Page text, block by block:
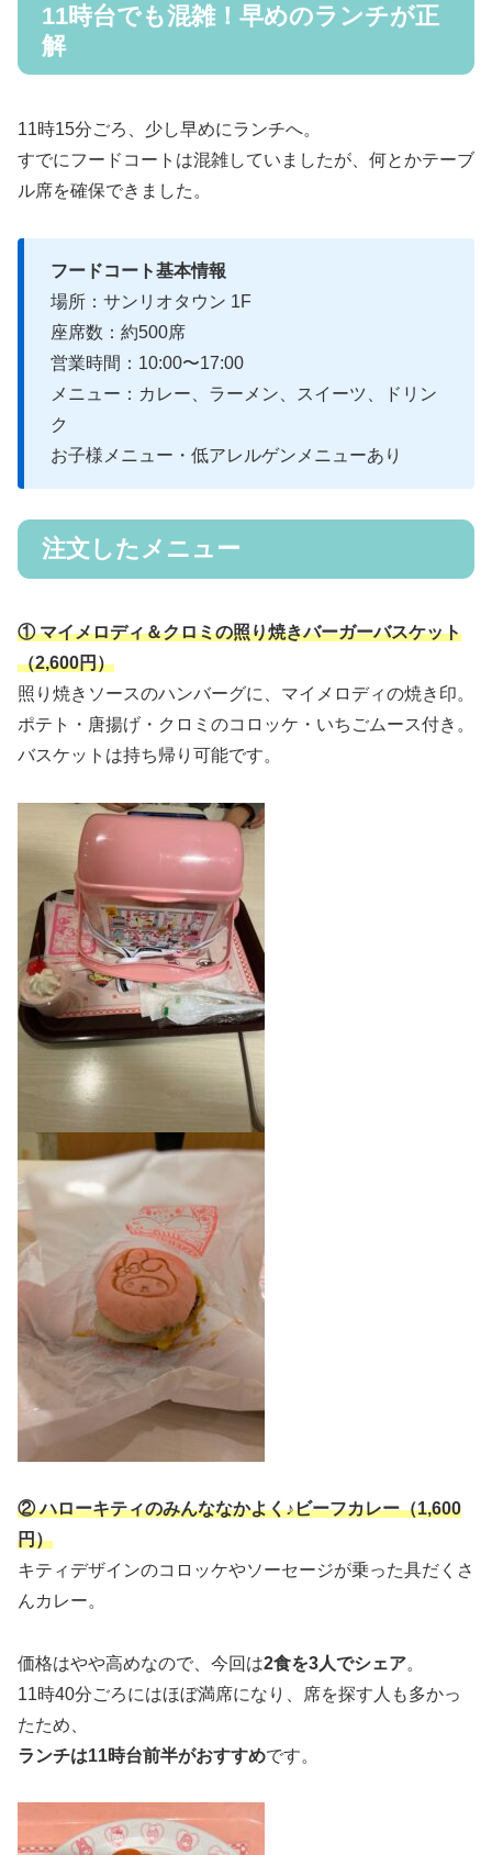
11時台でも混雑！早めのランチが正
解
11時15分ごろ、少し早めにランチへ。
すでにフードコートは混雑していましたが、何とかテーブ
ル席を確保できました。
フードコート基本情報
場所：サンリオタウン 1F
座席数：約500席
営業時間：10:00〜17:00
メニュー：カレー、ラーメン、スイーツ、ドリン
ク
お子様メニュー・低アレルゲンメニューあり
注文したメニュー
① マイメロディ＆クロミの照り焼きバーガーバスケット
（2,600円）
照り焼きソースのハンバーグに、マイメロディの焼き印。
ポテト・唐揚げ・クロミのコロッケ・いちごムース付き。
バスケットは持ち帰り可能です。
② ハローキティのみんななかよく♪ビーフカレー（1,600
円）
キティデザインのコロッケやソーセージが乗った具だくさ
んカレー。
価格はやや高めなので、今回は2食を3人でシェア。
11時40分ごろにはほぼ満席になり、席を探す人も多かっ
たため、
ランチは11時台前半がおすすめです。